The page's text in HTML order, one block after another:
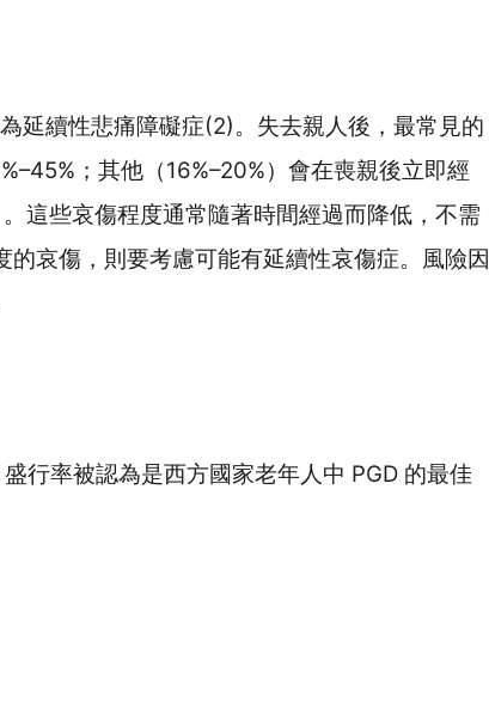
延續性悲痛障礙症(2)。失去親人後，最常見的
；其他（16%–20%）會在喪親後立即經
。這些哀傷程度通常隨著時間經過而降低，不需
哀傷，則要考慮可能有延續性哀傷症。風險因
盛行率被認為是西方國家老年人中 PGD 的最佳